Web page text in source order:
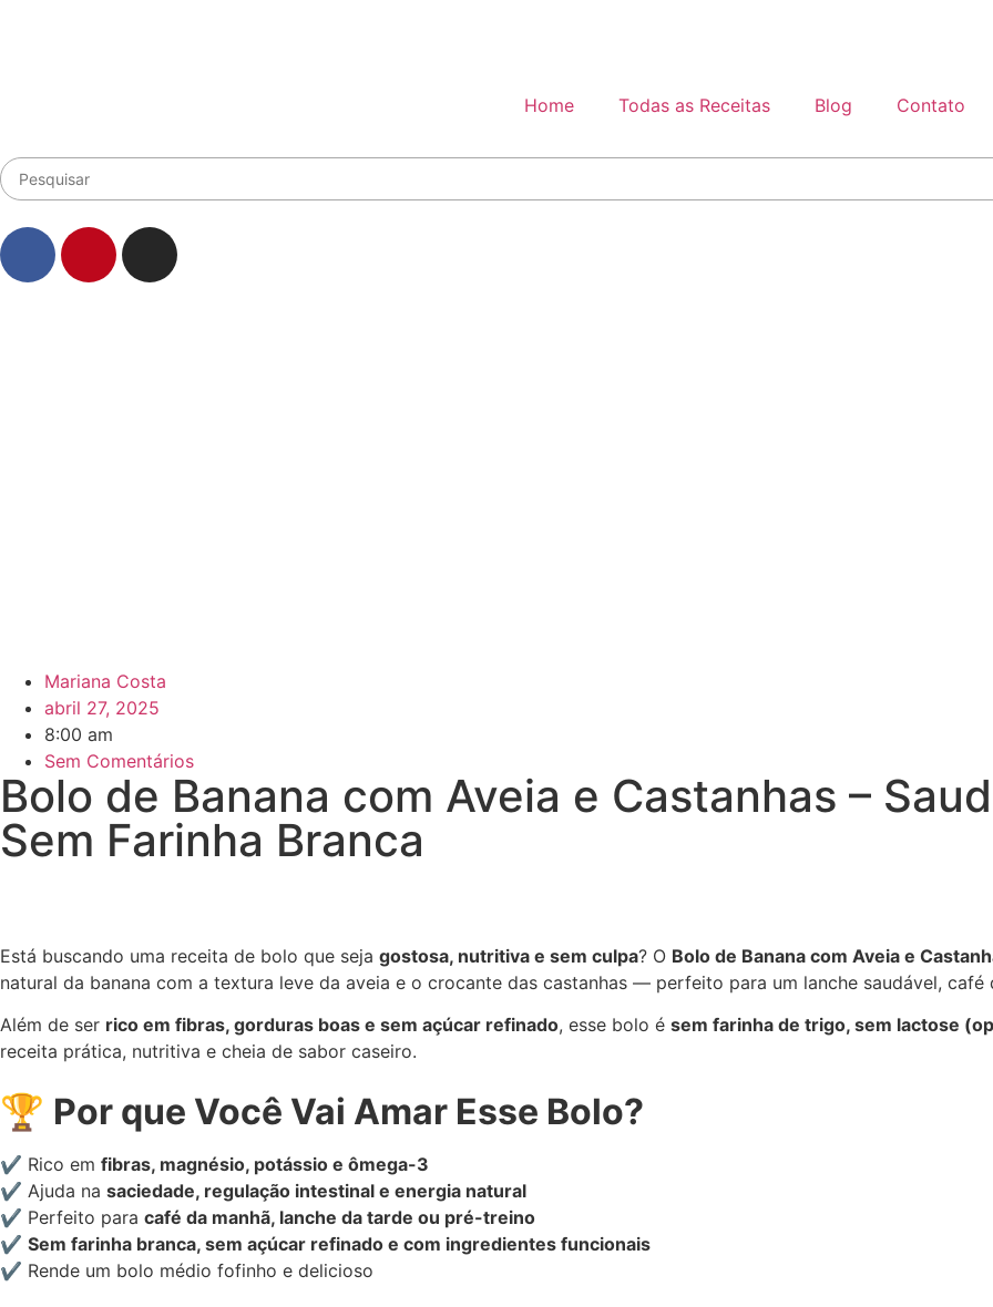
Home Todas as Receitas Blog Contato
Mariana Costa
abril 27, 2025
8:00 am
Sem Comentários
Bolo de Banana com Aveia e Castanhas –
Sem Farinha Branca
Está buscando uma receita de bolo que seja gostosa, nutritiva e sem culpa? O Bolo de Banana com Aveia e
natural da banana com a textura leve da aveia e o crocante das castanhas — perfeito para um lanche saudável,
Além de ser rico em fibras, gorduras boas e sem açúcar refinado, esse bolo é sem farinha de trigo, sem lactose
receita prática, nutritiva e cheia de sabor caseiro.
🏆 Por que Você Vai Amar Esse Bolo?
✔ Rico em fibras, magnésio, potássio e ômega-3
✔ Ajuda na saciedade, regulação intestinal e energia natural
✔ Perfeito para café da manhã, lanche da tarde ou pré-treino
✔ Sem farinha branca, sem açúcar refinado e com ingredientes funcionais
✔ Rende um bolo médio fofinho e delicioso